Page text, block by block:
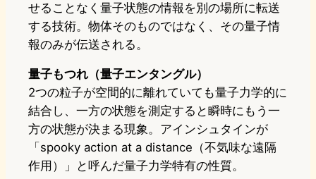
せることなく量子状態の情報を別の場所に転送
する技術。物体そのものではなく、その量子情
報のみが伝送される。
量子もつれ（量子エンタングル）
2つの粒子が空間的に離れていても量子力学的に
結合し、一方の状態を測定すると瞬時にもう一
方の状態が決まる現象。アインシュタインが
「spooky action at a distance（不気味な遠隔
作用）」と呼んだ量子力学特有の性質。